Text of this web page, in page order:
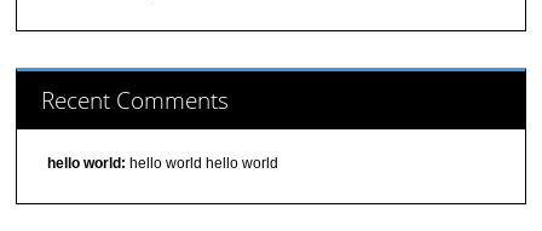
Recent Comments
hello world: hello world hello world